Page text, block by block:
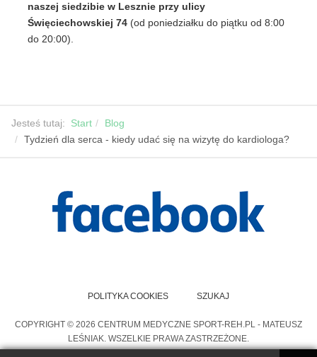
naszej siedzibie w Lesznie przy ulicy
Święciechowskiej 74 (od poniedziałku do piątku od 8:00
do 20:00).
Jesteś tutaj: Start
Blog
Tydzień dla serca - kiedy udać się na wizytę do kardiologa?
POLITYKA COOKIES SZUKAJ
COPYRIGHT © 2026 CENTRUM MEDYCZNE SPORT-REH.PL - MATEUSZ
LEŚNIAK. WSZELKIE PRAWA ZASTRZEŻONE.